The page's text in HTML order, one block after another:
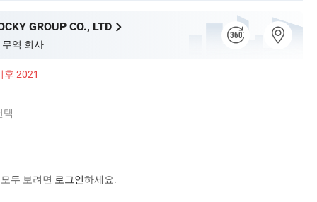
GROUP CO., LTD
역 회사
후 2021
택
두 보려면 로그인하세요.